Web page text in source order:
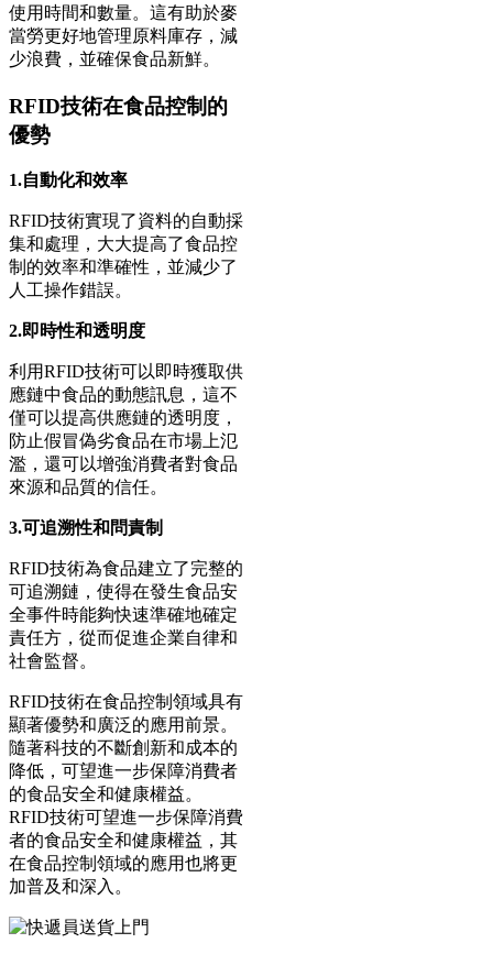
使用時間和數量。這有助於麥
當勞更好地管理原料庫存，減
少浪費，並確保食品新鮮。
RFID技術在食品控制的
優勢
1.自動化和效率
RFID技術實現了資料的自動採
集和處理，大大提高了食品控
制的效率和準確性，並減少了
人工操作錯誤。
2.即時性和透明度
利用RFID技術可以即時獲取供
應鏈中食品的動態訊息，這不
僅可以提高供應鏈的透明度，
防止假冒偽劣食品在市場上氾
濫，還可以增強消費者對食品
來源和品質的信任。
3.可追溯性和問責制
RFID技術為食品建立了完整的
可追溯鏈，使得在發生食品安
全事件時能夠快速準確地確定
責任方，從而促進企業自律和
社會監督。
RFID技術在食品控制領域具有
顯著優勢和廣泛的應用前景。
隨著科技的不斷創新和成本的
降低，可望進一步保障消費者
的食品安全和健康權益。
RFID技術可望進一步保障消費
者的食品安全和健康權益，其
在食品控制領域的應用也將更
加普及和深入。